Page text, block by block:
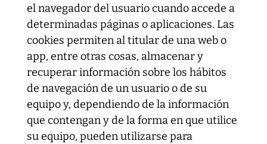
el navegador del usuario cuando accede a
determinadas páginas o aplicaciones. Las
cookies permiten al titular de una web o
app, entre otras cosas, almacenar y
recuperar información sobre los hábitos
de navegación de un usuario o de su
equipo y, dependiendo de la información
que contengan y de la forma en que utilice
su equipo, pueden utilizarse para